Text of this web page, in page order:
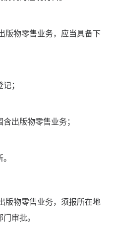
物零售业务，应当具备下
；
出版物零售业务；
版物零售业务，须报所在地
审批。